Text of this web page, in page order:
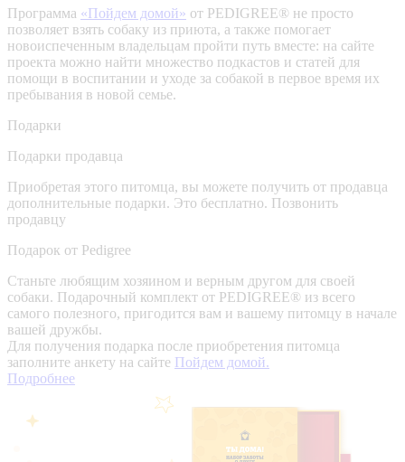
Программа «Пойдем домой» от PEDIGREE® не просто
позволяет взять собаку из приюта, а также помогает
новоиспеченным владельцам пройти путь вместе: на сайте
проекта можно найти множество подкастов и статей для
помощи в воспитании и уходе за собакой в первое время их
пребывания в новой семье.
Подарки
Подарки продавца
Приобретая этого питомца, вы можете получить от продавца
дополнительные подарки. Это бесплатно. Позвонить
продавцу
Подарок от Pedigree
Станьте любящим хозяином и верным другом для своей
собаки. Подарочный комплект от PEDIGREE® из всего
самого полезного, пригодится вам и вашему питомцу в начале
вашей дружбы.
Для получения подарка после приобретения питомца
заполните анкету на сайте Пойдем домой.
Подробнее